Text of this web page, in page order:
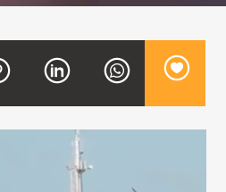
Y SALSA